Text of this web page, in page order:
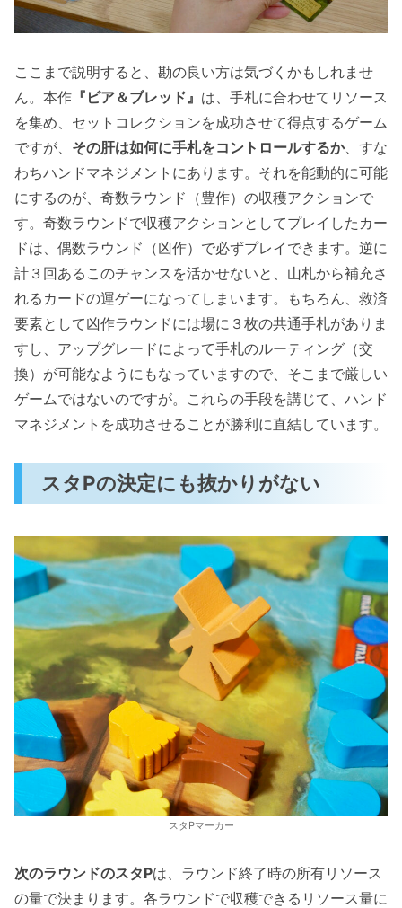
ここまで説明すると、勘の良い方は気づくかもしれませ
ん。本作 『ビア＆ブレッド』 は、手札に合わせてリソース
を集め、セットコレクションを成功させて得点するゲーム
ですが、 その肝は如何に手札をコントロールするか、すな
わちハンドマネジメントにあります。それを能動的に可能
にするのが、奇数ラウンド（豊作）の収穫アクションで
す。奇数ラウンドで収穫アクションとしてプレイしたカー
ドは、偶数ラウンド（凶作）で必ずプレイできます。逆に
計３回あるこのチャンスを活かせないと、山札から補充さ
れるカードの運ゲーになってしまいます。もちろん、救済
要素として凶作ラウンドには場に３枚の共通手札がありま
すし、アップグレードによって手札のルーティング（交
換）が可能なようにもなっていますので、そこまで厳しい
ゲームではないのですが。これらの手段を講じて、ハンド
マネジメントを成功させることが勝利に直結しています。
スタPの決定にも抜かりがない
スタPマーカー
次のラウンドのスタPは、ラウンド終了時の所有リソース
の量で決まります。各ラウンドで収穫できるリソース量に